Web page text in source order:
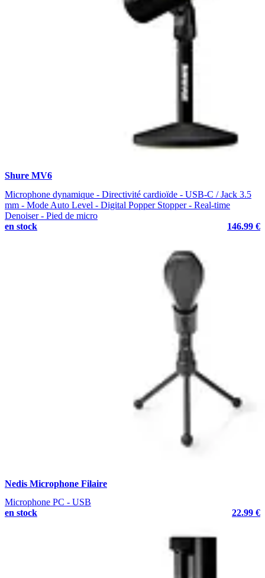
Shure MV6
Microphone dynamique - Directivité cardioïde - USB-C / Jack 3.5
mm - Mode Auto Level - Digital Popper Stopper - Real-time
Denoiser - Pied de micro
en stock
146.99 €
Nedis Microphone Filaire
Microphone PC - USB
en stock
22.99 €